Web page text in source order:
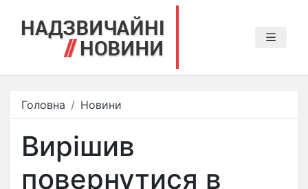
Головна Новини
Вирішив
повернутися в